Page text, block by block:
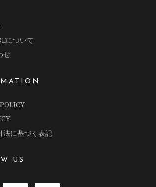
について
せ
法に基づく表記
US